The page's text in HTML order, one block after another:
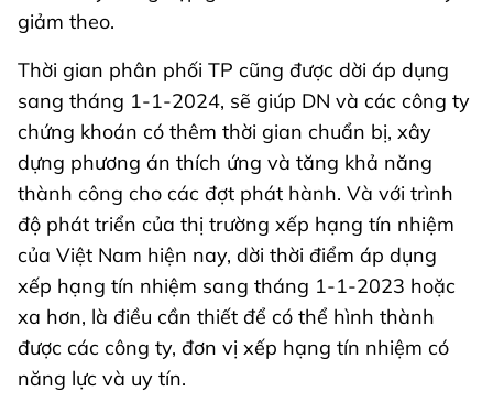
giảm theo.
Thời gian phân phối TP cũng được dời áp dụng
sang tháng 1-1-2024, sẽ giúp DN và các công ty
chứng khoán có thêm thời gian chuẩn bị, xây
dựng phương án thích ứng và tăng khả năng
thành công cho các đợt phát hành. Và với trình
độ phát triển của thị trường xếp hạng tín nhiệm
của Việt Nam hiện nay, dời thời điểm áp dụng
xếp hạng tín nhiệm sang tháng 1-1-2023 hoặc
xa hơn, là điều cần thiết để có thể hình thành
được các công ty, đơn vị xếp hạng tín nhiệm có
năng lực và uy tín.